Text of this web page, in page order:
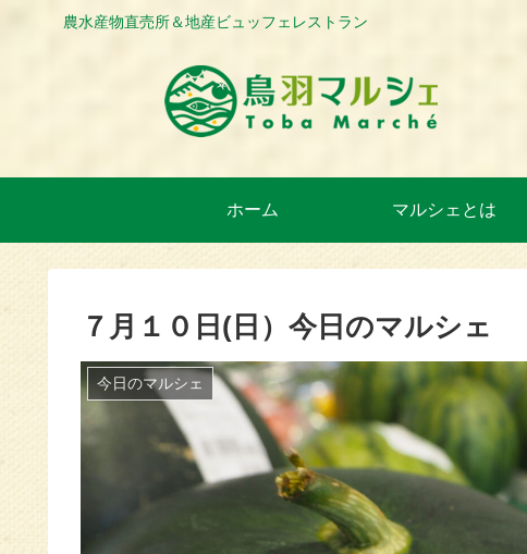
農水産物直売所＆地産ビュッフェレストラン
ホーム マルシェとは
７月１０日(日）今日のマルシェ
今日のマルシェ